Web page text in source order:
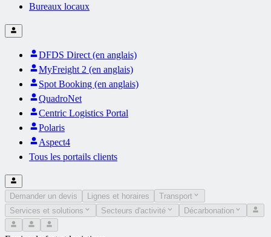
Bureaux locaux
DFDS Direct (en anglais)
MyFreight 2 (en anglais)
Spot Booking (en anglais)
QuadroNet
Centric Logistics Portal
Polaris
Aspect4
Tous les portails clients
Demander un devis Lignes et horaires
Transport
Services et solutions
Secteurs d'activité Décarbonation